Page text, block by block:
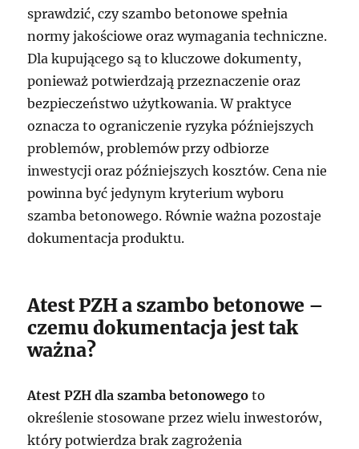
sprawdzić, czy szambo betonowe spełnia
normy jakościowe oraz wymagania techniczne.
Dla kupującego są to kluczowe dokumenty,
ponieważ potwierdzają przeznaczenie oraz
bezpieczeństwo użytkowania. W praktyce
oznacza to ograniczenie ryzyka późniejszych
problemów, problemów przy odbiorze
inwestycji oraz późniejszych kosztów. Cena nie
powinna być jedynym kryterium wyboru
szamba betonowego. Równie ważna pozostaje
dokumentacja produktu.
Atest PZH a szambo betonowe –
czemu dokumentacja jest tak
ważna?
Atest PZH dla szamba betonowego to
określenie stosowane przez wielu inwestorów,
który potwierdza brak zagrożenia